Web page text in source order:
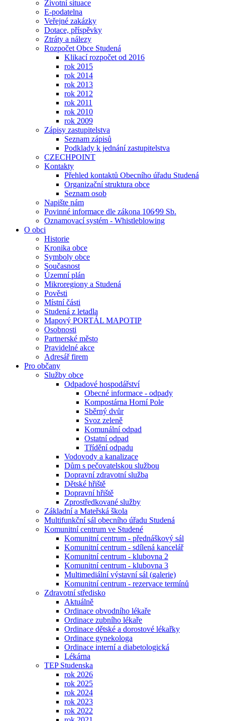
Životní situace
E-podatelna
Veřejné zakázky
Dotace, příspěvky
Ztráty a nálezy
Rozpočet Obce Studená
Klikací rozpočet od 2016
rok 2015
rok 2014
rok 2013
rok 2012
rok 2011
rok 2010
rok 2009
Zápisy zastupitelstva
Seznam zápisů
Podklady k jednání zastupitelstva
CZECHPOINT
Kontakty
Přehled kontaktů Obecního úřadu Studená
Organizační struktura obce
Seznam osob
Napište nám
Povinné informace dle zákona 106⁄99 Sb.
Oznamovací systém - Whistleblowing
O obci
Historie
Kronika obce
Symboly obce
Současnost
Územní plán
Mikroregiony a Studená
Pověsti
Místní části
Studená z letadla
Mapový PORTÁL MAPOTIP
Osobnosti
Partnerské město
Pravidelné akce
Adresář firem
Pro občany
Služby obce
Odpadové hospodářství
Obecné informace - odpady
Kompostárna Horní Pole
Sběrný dvůr
Svoz zeleně
Komunální odpad
Ostatní odpad
Třídění odpadu
Vodovody a kanalizace
Dům s pečovatelskou službou
Dopravní zdravotní služba
Dětské hřiště
Dopravní hřiště
Zprostředkované služby
Základní a Mateřská škola
Multifunkční sál obecního úřadu Studená
Komunitní centrum ve Studené
Komunitní centrum - přednáškový sál
Komunitní centrum - sdílená kancelář
Komunitní centrum - klubovna 2
Komunitní centrum - klubovna 3
Multimediální výstavní sál (galerie)
Komunitní centrum - rezervace termínů
Zdravotní středisko
Aktuálně
Ordinace obvodního lékaře
Ordinace zubního lékaře
Ordinace dětské a dorostové lékařky
Ordinace gynekologa
Ordinace interní a diabetologická
Lékárna
TEP Studenska
rok 2026
rok 2025
rok 2024
rok 2023
rok 2022